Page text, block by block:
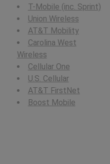
T-Mobile (inc. Sprint)
Union Wireless
AT&T Mobility
Carolina West
Wireless
Cellular One
U.S. Cellular
AT&T FirstNet
Boost Mobile